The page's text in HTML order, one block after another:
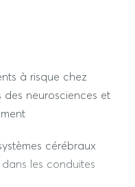
: émotions,
à risque chez
neurosciences et
cérébraux
les conduites